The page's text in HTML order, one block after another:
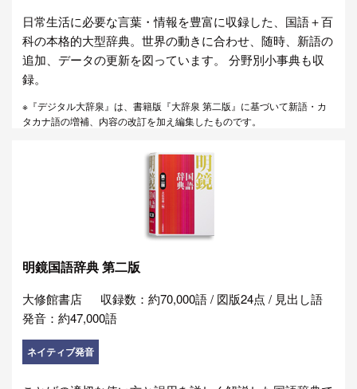
日常生活に必要な言葉・情報を豊富に収録した、国語＋百
科の本格的大型辞典。世界の動きに合わせ、随時、新語の
追加、データの更新を図っています。 分野別小事典も収
録。
※『デジタル大辞泉』は、書籍版『大辞泉 第二版』に基づいて新語・カ
タカナ語の増補、内容の改訂を加え編集したものです。
明鏡国語辞典 第二版
大修館書店
収録数：約70,000語 / 図版24点 / 見出し語
発音：約47,000語
ネイティブ発音